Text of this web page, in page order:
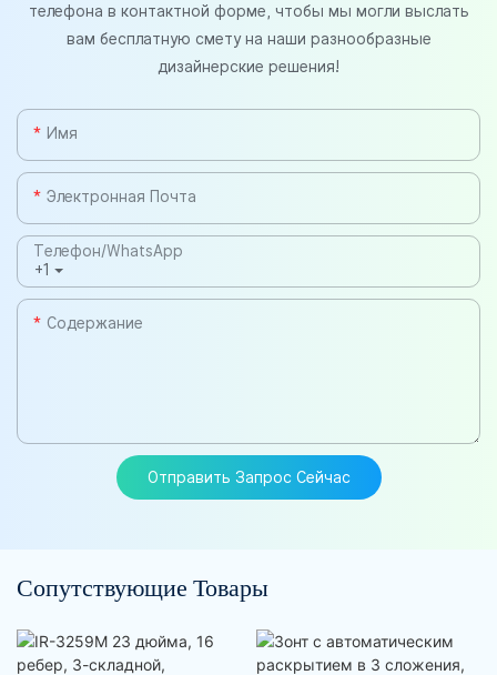
телефона в контактной форме, чтобы мы могли выслать
вам бесплатную смету на наши разнообразные
дизайнерские решения!
Имя
Электронная Почта
+1
Телефон/WhatsApp
Содержание
Отправить Запрос Сейчас
Сопутствующие Товары